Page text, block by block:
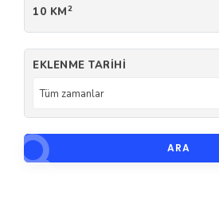
10 KM2
EKLENME TARIHI
Tüm zamanlar
ARA